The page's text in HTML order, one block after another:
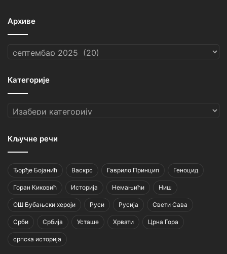
Архиве
Категорије
Категорије
Кључне речи
Ђорђе Бојанић Васкрс Гаврило Принцип Геноцид
Горан Киковић Историја Немањићи Ниш
ОШ Бубањски хероји Руси Русија Свети Сава
Срби Србија Усташе Хрвати Црна Гора
српска историја